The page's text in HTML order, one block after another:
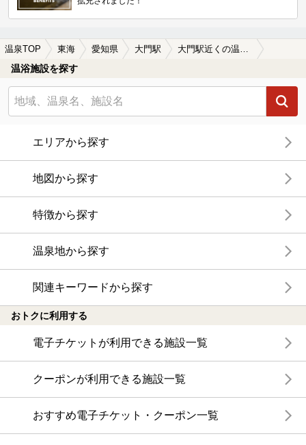
温泉TOP 東海 愛知県 大門駅 大門駅近くの温泉宿・温泉旅館・ホテルおすすめ(2026年版)
温浴施設を探す
エリアから探す
地図から探す
特徴から探す
温泉地から探す
関連キーワードから探す
おトクに利用する
電子チケットが利用できる施設一覧
クーポンが利用できる施設一覧
おすすめ電子チケット・クーポン一覧